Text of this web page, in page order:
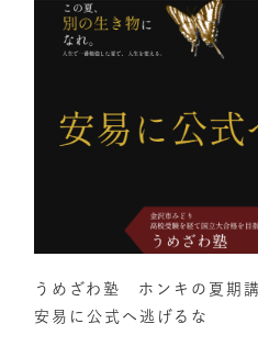
うめざわ塾 ホンキの夏
安易に公式へ逃げるな